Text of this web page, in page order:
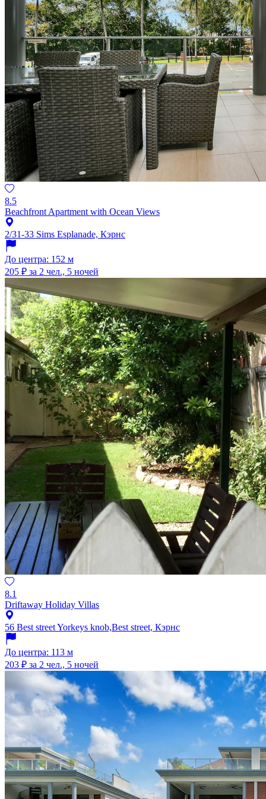
8.5
Beachfront Apartment with Ocean Views
2/31-33 Sims Esplanade, Кэрнс
До центра: 152 м
205 ₽ за 2 чел., 5 ночей
8.1
Driftaway Holiday Villas
56 Best street Yorkeys knob,Best street, Кэрнс
До центра: 113 м
203 ₽ за 2 чел., 5 ночей